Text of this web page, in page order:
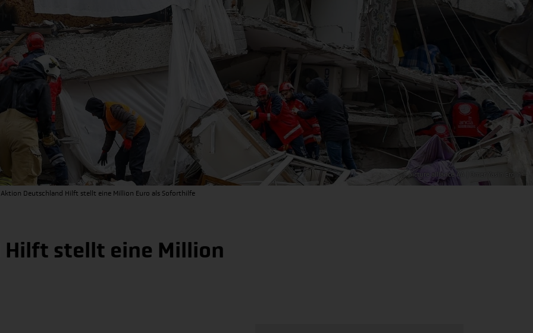
© picture alliance AA | Omer Yasin Ergin
Aktion Deutschland Hilft stellt eine Million Euro als Soforthilfe
stellt eine Million